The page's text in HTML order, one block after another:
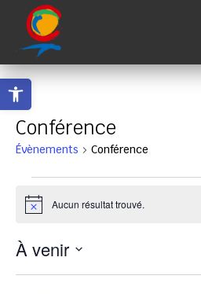
content
Ouvrir la barre d’outils
Conférence
Évènements Conférence
Notice Aucun résultat trouvé.
À venir
Sélectionnez